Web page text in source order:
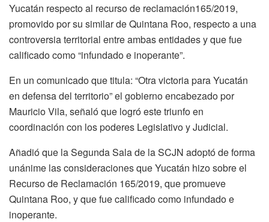
Yucatán respecto al recurso de reclamación165/2019,
promovido por su similar de Quintana Roo, respecto a una
controversia territorial entre ambas entidades y que fue
calificado como “infundado e inoperante”.
En un comunicado que titula: “Otra victoria para Yucatán
en defensa del territorio” el gobierno encabezado por
Mauricio Vila, señaló que logró este triunfo en
coordinación con los poderes Legislativo y Judicial.
Añadió que la Segunda Sala de la SCJN adoptó de forma
unánime las consideraciones que Yucatán hizo sobre el
Recurso de Reclamación 165/2019, que promueve
Quintana Roo, y que fue calificado como infundado e
inoperante.